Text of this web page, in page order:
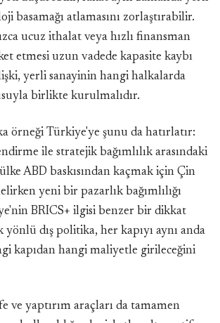
basamağı atlamasını zorlaştırabilir.
ucuz ithalat veya hızlı finansman
etmesi uzun vadede kapasite kaybı
yerli sanayinin hangi halkalarda
birlikte kurulmalıdır.
örneği Türkiye'ye şunu da hatırlatır:
ile stratejik bağımlılık arasındaki
ABD baskısından kaçmak için Çin
yeni bir pazarlık bağımlılığı
BRICS+ ilgisi benzer bir dikkat
dış politika, her kapıyı aynı anda
kapıdan hangi maliyetle girileceğini
ve yaptırım araçları da tamamen